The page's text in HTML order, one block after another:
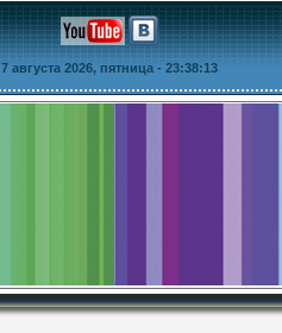
7 августа 2026, пятница - 23:38:13